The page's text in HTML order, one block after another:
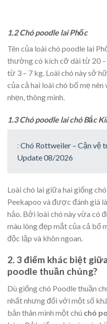
1.2 Chó poodle lai Phốc
Tên của loài chó poodle lai
thường có kích cỡ dài từ 20
từ 3 – 7 kg. Loài chó này sở
của cả hai loài chó bố mẹ
nhẹn, thông minh.
1.3 Chó poodle lai chó Bắc
: Chó Rottweiler – Cận vệ
Update 08/2026
Loài chó lai giữa hai giống
Peekapoo và được đánh giá
hảo. Bởi loài chó này vừa có
màu lông đẹp mắt của cả bố
độc lập và khôn ngoan.
2. 3 điểm khác biệt
poodle thuần chủng?
Dù giống chó Poodle thuần
nhất nhưng đối với một số
bản thân mình một chú chó